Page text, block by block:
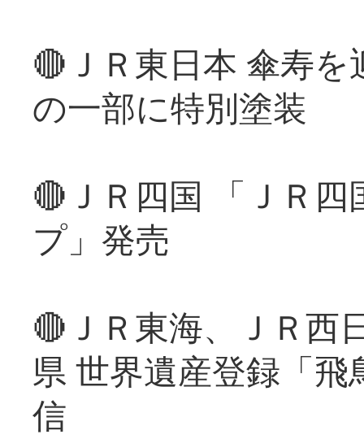
🔴ＪＲ東日本 傘寿
の一部に特別塗装
🔴ＪＲ四国 「ＪＲ
プ」発売
🔴ＪＲ東海、ＪＲ西
県 世界遺産登録「
信